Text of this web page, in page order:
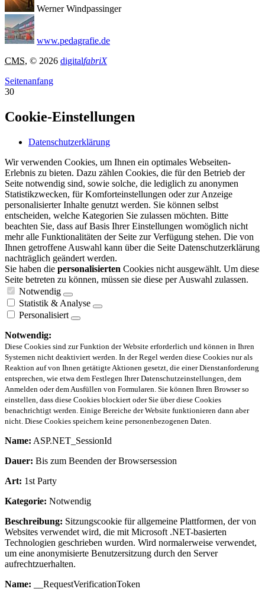
Werner Windpassinger
www.pedagrafie.de
CMS, © 2026 digitalfabriX
Seitenanfang
30
Cookie-Einstellungen
Datenschutzerklärung
Wir verwenden Cookies, um Ihnen ein optimales Webseiten-
Erlebnis zu bieten. Dazu zählen Cookies, die für den Betrieb der
Seite notwendig sind, sowie solche, die lediglich zu anonymen
Statistikzwecken, für Komforteinstellungen oder zur Anzeige
personalisierter Inhalte genutzt werden. Sie können selbst
entscheiden, welche Kategorien Sie zulassen möchten. Bitte
beachten Sie, dass auf Basis Ihrer Einstellungen womöglich nicht
mehr alle Funktionalitäten der Seite zur Verfügung stehen. Die von
Ihnen getroffene Auswahl kann über die Seite Datenschutzerklärung
nachträglich geändert werden.
Sie haben die personalisierten Cookies nicht ausgewählt. Um diese
Seite betreten zu können, müssen sie diese per Auswahl zulassen.
Notwendig
Statistik & Analyse
Personalisiert
Notwendig:
Diese Cookies sind zur Funktion der Website erforderlich und können in Ihren
Systemen nicht deaktiviert werden. In der Regel werden diese Cookies nur als
Reaktion auf von Ihnen getätigte Aktionen gesetzt, die einer Dienstanforderung
entsprechen, wie etwa dem Festlegen Ihrer Datenschutzeinstellungen, dem
Anmelden oder dem Ausfüllen von Formularen. Sie können Ihren Browser so
einstellen, dass diese Cookies blockiert oder Sie über diese Cookies
benachrichtigt werden. Einige Bereiche der Website funktionieren dann aber
nicht. Diese Cookies speichern keine personenbezogenen Daten.
Name: ASP.NET_SessionId
Dauer: Bis zum Beenden der Browsersession
Art: 1st Party
Kategorie: Notwendig
Beschreibung: Sitzungscookie für allgemeine Plattformen, der von
Websites verwendet wird, die mit Microsoft .NET-basierten
Technologien geschrieben wurden. Wird normalerweise verwendet,
um eine anonymisierte Benutzersitzung durch den Server
aufrechtzuerhalten.
Name: __RequestVerificationToken